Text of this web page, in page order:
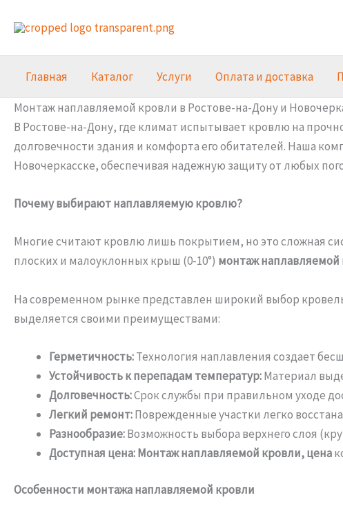
Главная Каталог Услуги Оплата и доставка
Монтаж наплавляемой кровли в Ростове-на-Дону и
В Ростове-на-Дону, где климат испытывает кровлю на
долговечности здания и комфорта его обитателей. Наша
Новочеркасске, обеспечивая надежную защиту от любых
Почему выбирают наплавляемую кровлю?
Многие считают кровлю лишь покрытием, но это сложная
плоских и малоуклонных крыш (0-10°) монтаж наплавляемой
На современном рынке представлен широкий выбор
выделяется своими преимуществами:
Герметичность:Технология наплавления создает
Устойчивость к перепадам температур:Материал
Долговечность:Срок службы при правильном уходе
Легкий ремонт:Поврежденные участки легко
Разнообразие:Возможность выбора верхнего слоя
Доступная цена:Монтаж наплавляемой кровли, цена
Особенности монтажа наплавляемой кровли